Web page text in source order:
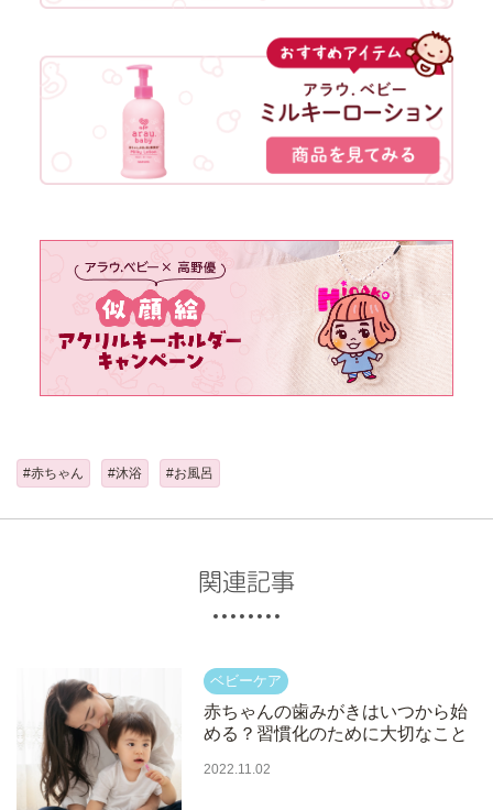
#赤ちゃん #沐浴 #お風呂
関連記事
赤ちゃんの歯みがきはいつから始
める？習慣化のために大切なこと
2022.11.02